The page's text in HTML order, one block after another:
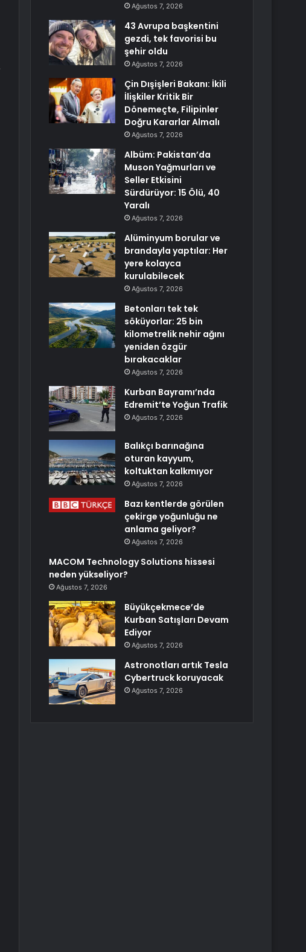
Ağustos 7, 2026
43 Avrupa başkentini
gezdi, tek favorisi bu
şehir oldu
Ağustos 7, 2026
Çin Dışişleri Bakanı: İkili
İlişkiler Kritik Bir
Dönemeçte, Filipinler
Doğru Kararlar Almalı
Ağustos 7, 2026
Albüm: Pakistan’da
Muson Yağmurları ve
Seller Etkisini
Sürdürüyor: 15 Ölü, 40
Yaralı
Ağustos 7, 2026
Alüminyum borular ve
brandayla yaptılar: Her
yere kolayca
kurulabilecek
Ağustos 7, 2026
Betonları tek tek
söküyorlar: 25 bin
kilometrelik nehir ağını
yeniden özgür
bırakacaklar
Ağustos 7, 2026
Kurban Bayramı’nda
Edremit’te Yoğun Trafik
Ağustos 7, 2026
Balıkçı barınağına
oturan kayyum,
koltuktan kalkmıyor
Ağustos 7, 2026
Bazı kentlerde görülen
çekirge yoğunluğu ne
anlama geliyor?
Ağustos 7, 2026
MACOM Technology Solutions hissesi
neden yükseliyor?
Ağustos 7, 2026
Büyükçekmece’de
Kurban Satışları Devam
Ediyor
Ağustos 7, 2026
Astronotları artık Tesla
Cybertruck koruyacak
Ağustos 7, 2026